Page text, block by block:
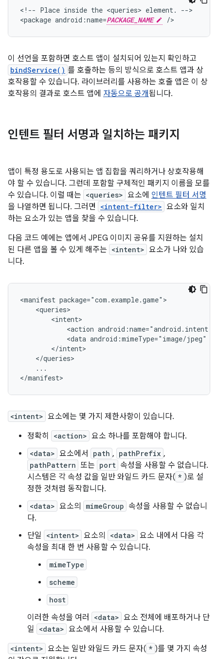
<!-- Place inside the <queries> element.
-->
<package android:name=PACKAGE_NAME />
이 선언을 포함하면 호스트 앱이 설치되어 있는지 확인하고
bindService() 를 호출하는 등의 방식으로 호스트 앱과 상
호작용할 수 있습니다. 라이브러리를 사용하는 호출 앱은 이 상
호작용의 결과로 호스트 앱에 자동으로 공개됩니다.
인텐트 필터 서명과 일치하는 패키지
앱이 특정 용도로 사용되는 앱 집합을 쿼리하거나 상호작용해
야 할 수 있습니다. 그런데 포함할 구체적인 패키지 이름을 모를
수 있습니다. 이럴 때는 <queries> 요소에 인텐트 필터 서명
을 나열하면 됩니다. 그러면
<intent-filter> 요소와 일치
하는 요소가 있는 앱을 찾을 수 있습니다.
다음 코드 예에는 앱에서 JPEG 이미지 공유를 지원하는 설치
된 다른 앱을 볼 수 있게 해주는 <intent> 요소가 나와 있습
니다.
<manifest
<action
<data android:mimeType="image/jpeg"
...
</manifest>
<intent> 요소에는 몇 가지 제한사항이 있습니다.
정확히
<action> 요소 하나를 포함해야 합니다.
<data> 요소에서 path , pathPrefix ,
pathPattern 또는 port 속성을 사용할 수 없습니다.
시스템은 각 속성 값을 일반 와일드 카드 문자( * )로 설
정한 것처럼 동작합니다.
<data> 요소의 mimeGroup 속성을 사용할 수 없습니
다.
단일
<intent> 요소의 <data> 요소 내에서 다음 각
속성을 최대 한 번 사용할 수 있습니다.
mimeType
scheme
host
이러한 속성을 여러 <data> 요소 전체에 배포하거나 단
일
<data> 요소에서 사용할 수 있습니다.
<intent> 요소는 일반 와일드 카드 문자( * )를 몇 가지 속성